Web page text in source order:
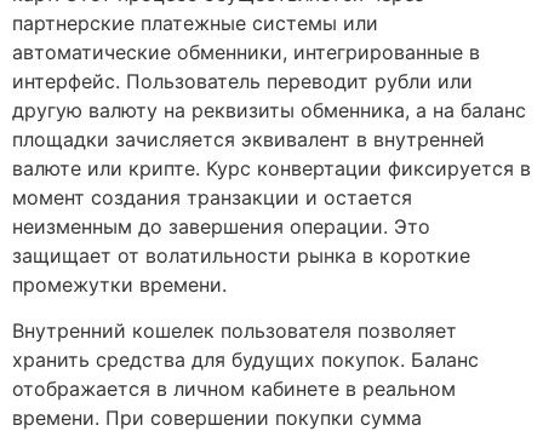
партнерские платежные системы или
автоматические обменники, интегрированные в
интерфейс. Пользователь переводит рубли или
другую валюту на реквизиты обменника, а на баланс
площадки зачисляется эквивалент в внутренней
валюте или крипте. Курс конвертации фиксируется в
момент создания транзакции и остается
неизменным до завершения операции. Это
защищает от волатильности рынка в короткие
промежутки времени.
Внутренний кошелек пользователя позволяет
хранить средства для будущих покупок. Баланс
отображается в личном кабинете в реальном
времени. При совершении покупки сумма